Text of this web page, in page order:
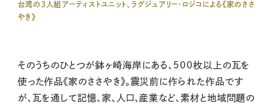
台湾の３人組アーティストユニット、ラグジュアリー・ロジコによる《家のささ
やき》
そのうちのひとつが鉢ヶ崎海岸にある、500枚以上の瓦を
使った作品《家のささやき》。震災前に作られた作品です
が、瓦を通して記憶、家、人口、産業など、素材と地域問題の